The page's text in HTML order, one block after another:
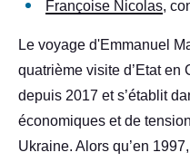
Françoise Nicolas,
Le voyage d'Emmanuel
quatrième visite d’Etat
depuis 2017 et s’établit
économiques et de
Ukraine. Alors qu’en